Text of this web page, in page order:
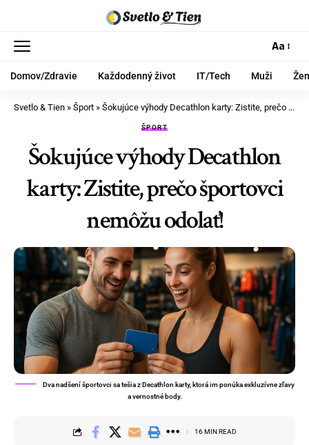
Aa
Domov/Zdravie Každodenný život IT/Tech Muži
Svetlo & Tien » Šport » Šokujúce výhody Decathlon karty: Zistite, prečo športovci nemôžu odolať!
ŠPORT
Šokujúce výhody Decathlon
karty: Zistite, prečo športovci
nemôžu odolať!
Dva nadšení športovci sa tešia z Decathlon karty, ktorá im ponúka exkluzívne zľavy
a vernostné body.
16 MIN READ